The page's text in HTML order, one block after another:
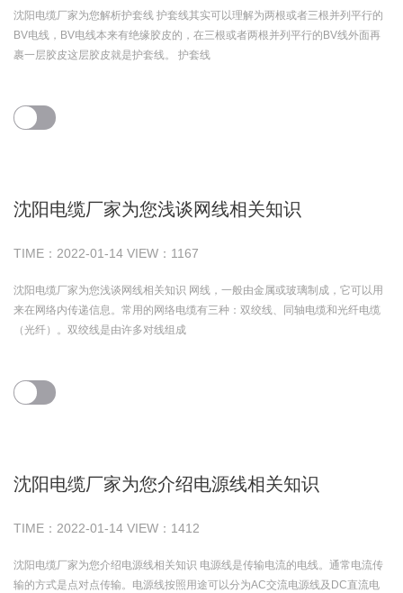
沈阳电缆厂家为您解析护套线 护套线其实可以理解为两根或者三根并列平行的
BV电线，BV电线本来有绝缘胶皮的，在三根或者两根并列平行的BV线外面再
裹一层胶皮这层胶皮就是护套线。 护套线
沈阳电缆厂家为您浅谈网线相关知识
TIME： 2022-01-14 VIEW： 1167
沈阳电缆厂家为您浅谈网线相关知识 网线，一般由金属或玻璃制成，它可以用
来在网络内传递信息。常用的网络电缆有三种：双绞线、同轴电缆和光纤电缆
（光纤）。双绞线是由许多对线组成
沈阳电缆厂家为您介绍电源线相关知识
TIME： 2022-01-14 VIEW： 1412
沈阳电缆厂家为您介绍电源线相关知识 电源线是传输电流的电线。通常电流传
输的方式是点对点传输。电源线按照用途可以分为AC交流电源线及DC直流电